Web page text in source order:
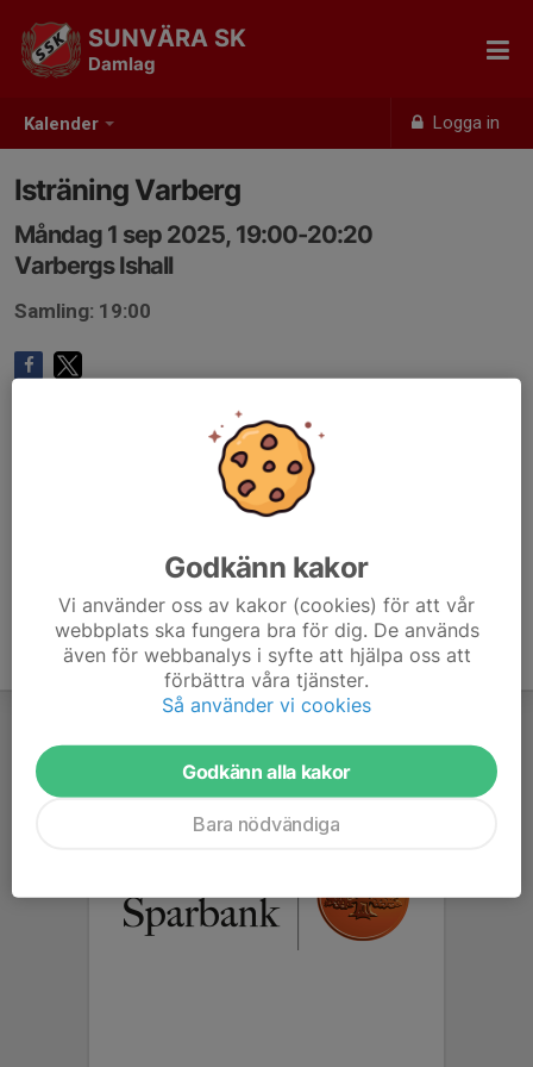
Kalender Logga in
SUNVÄRA SK
Damlag
Isträning Varberg
Måndag 1 sep 2025, 19:00-20:20
Varbergs Ishall
Samling: 19:00
Godkänn kakor
Vi använder oss av kakor (cookies) för att vår
webbplats ska fungera bra för dig. De används
även för webbanalys i syfte att hjälpa oss att
förbättra våra tjänster.
Så använder vi cookies
Godkänn alla kakor
Bara nödvändiga